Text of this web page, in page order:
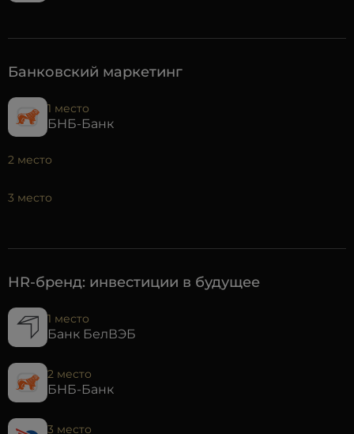
Банковский маркетинг
1 место
БНБ-Банк
2 место
3 место
HR-бренд: инвестиции в будущее
1 место
Банк БелВЭБ
2 место
БНБ-Банк
3 место